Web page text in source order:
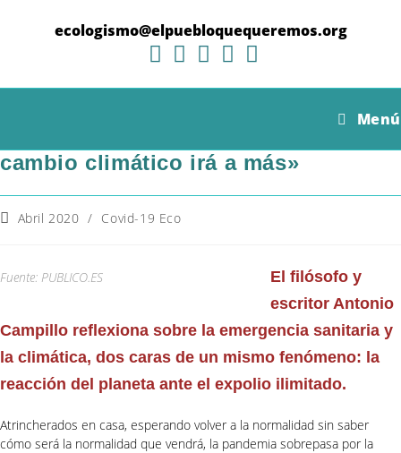
ecologismo@elpuebloquequeremos.org
Menú
cambio climático irá a más»
Categoría
Abril 2020 / Covid-19 Eco
Fuente: PUBLICO.ES
El filósofo y
escritor Antonio
Campillo reflexiona sobre la emergencia sanitaria y
la climática, dos caras de un mismo fenómeno: la
reacción del planeta ante el expolio ilimitado.
Atrincherados en casa, esperando volver a la normalidad sin saber
cómo será la normalidad que vendrá, la pandemia sobrepasa por la